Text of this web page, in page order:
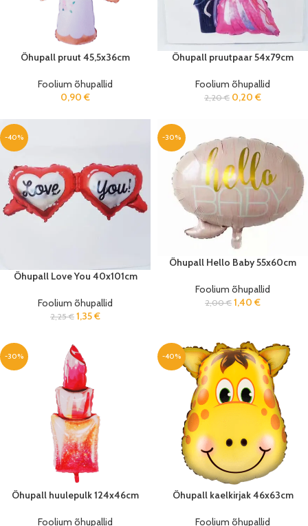
Õhupall pruut 45,5x36cm
Foolium õhupallid
0,90 €
Õhupall pruutpaar 54x79cm
Foolium õhupallid
2,20€ 0,20 €
-40%
Õhupall Love You 40x101cm
Foolium õhupallid
2,25€ 1,35€
-30%
Õhupall Hello Baby 55x60cm
Foolium õhupallid
2,00€ 1,40 €
-30%
Õhupall huulepulk 124x46cm
Foolium õhupallid
-40%
Õhupall kaelkirjak 46x63cm
Foolium õhupallid